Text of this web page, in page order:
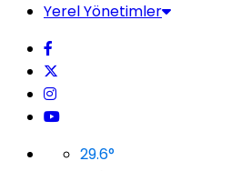
Yerel Yönetimler
29.6°